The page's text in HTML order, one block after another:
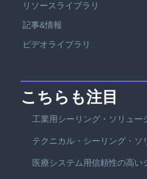
リソースライブラリ
記事&情報
ビデオライブラリ
こちらも注目
工業用シーリング・ソリュー
テクニカル・シーリング・ソ
医療システム用信頼性の高い